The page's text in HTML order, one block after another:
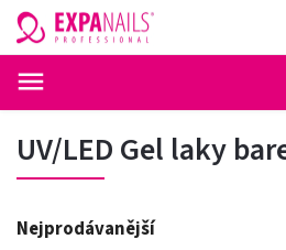
UV/LED Gel laky
Nejprodávanější